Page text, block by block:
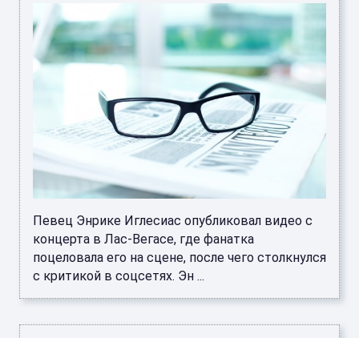
Певец Энрике Иглесиас опубликовал видео с
концерта в Лас-Вегасе, где фанатка
поцеловала его на сцене, после чего столкнулся
с критикой в соцсетях. Эн ...